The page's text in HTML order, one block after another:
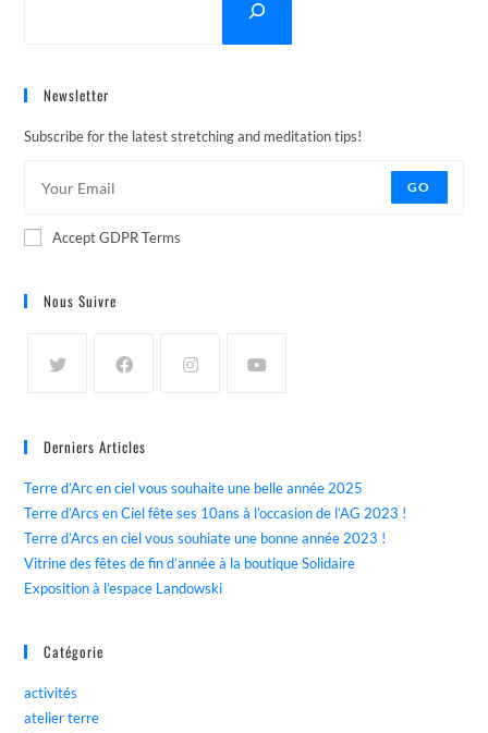
Newsletter
Subscribe for the latest stretching and meditation tips!
GO
Accept GDPR Terms
Nous Suivre
Derniers Articles
Terre d’Arc en ciel vous souhaite une belle année 2025
Terre d’Arcs en Ciel fête ses 10ans à l’occasion de l’AG 2023 !
Terre d’Arcs en ciel vous souhiate une bonne année 2023 !
Vitrine des fêtes de fin d’année à la boutique Solidaire
Exposition à l’espace Landowski
Catégorie
activités
atelier terre